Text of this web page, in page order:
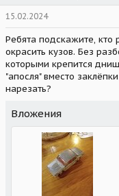
15.02.2024
Ребята подскажите, кто
окрасить кузов. Без
которыми крепится
"апосля" вместо
нарезать?
Вложения